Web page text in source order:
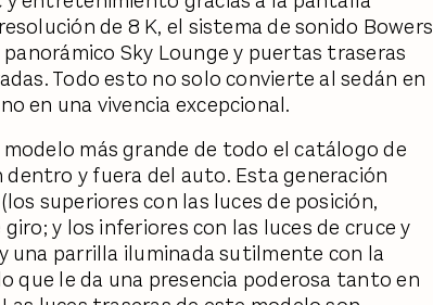
de 8 K, el sistema de sonido Bowers
Sky Lounge y puertas traseras
Todo esto no solo convierte al sedán en
en una vivencia excepcional.
más grande de todo el catálogo de
y fuera del auto. Esta generación
superiores con las luces de posición,
y los inferiores con las luces de cruce y
una parrilla iluminada sutilmente con la
que le da una presencia poderosa tanto en